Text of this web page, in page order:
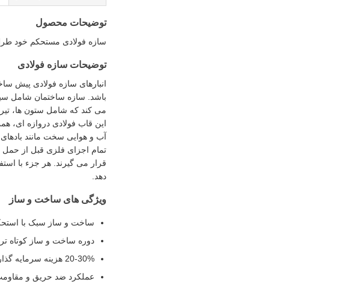
توضیحات محصول
سازه فولادی مستحکم خود
توضیحات سازه فولادی
انبارهای سازه فولادی پیش
باشد. سازه ساختمان شامل
می کند که شامل ستون ها،
این قاب فولادی دروازه ای،
آب و هوایی سخت مانند
تمام اجزای فلزی قبل از
قرار می گیرند. هر جزء با
دهد.
ویژگی های ساخت و ساز
ساخت و ساز سبک با
دوره ساخت و ساز کوتاه تر
20-30% هزینه سرمایه گذاری کمتر نسبت به ساختمان های سنتی
عملکرد ضد حریق و مقاومت